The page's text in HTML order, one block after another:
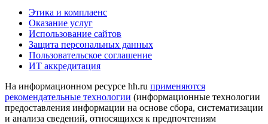
Этика и комплаенс
Оказание услуг
Использование сайтов
Защита персональных данных
Пользовательское соглашение
ИТ аккредитация
На информационном ресурсе hh.ru применяются
рекомендательные технологии (информационные технологии
предоставления информации на основе сбора, систематизации
и анализа сведений, относящихся к предпочтениям